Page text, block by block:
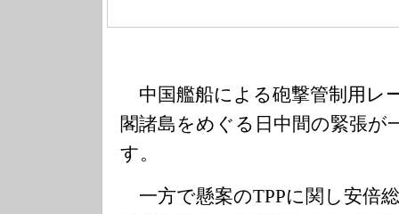
中国艦船による砲撃管制用レ
閣諸島をめぐる日中間の緊張が
す。
一方で懸案のTPPに関し安倍